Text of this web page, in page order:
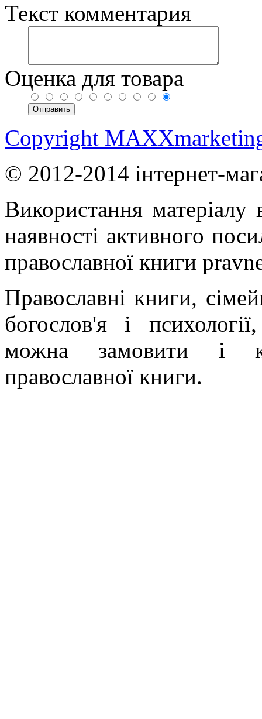
Текст комментария
Оценка для товара
Copyright
© 2012-2014 інтернет-
Використання матеріалу
наявності активного
православної книги
Православні книги,
богослов'я і
можна замовити і
православної книги.